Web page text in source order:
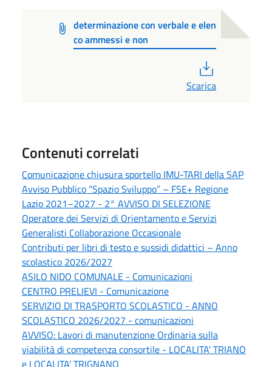
determinazione con verbale e elen
co ammessi e non
Scarica
Contenuti correlati
Comunicazione chiusura sportello IMU-TARI della SAP
Avviso Pubblico “Spazio Sviluppo” – FSE+ Regione
Lazio 2021–2027 - 2° AVVISO DI SELEZIONE
Operatore dei Servizi di Orientamento e Servizi
Generalisti Collaborazione Occasionale
Contributi per libri di testo e sussidi didattici – Anno
scolastico 2026/2027
ASILO NIDO COMUNALE - Comunicazioni
CENTRO PRELIEVI - Comunicazione
SERVIZIO DI TRASPORTO SCOLASTICO - ANNO
SCOLASTICO 2026/2027 - comunicazioni
AVVISO: Lavori di manutenzione Ordinaria sulla
viabilità di competenza consortile - LOCALITA' TRIANO
e LOCALITA' TRIGNANO